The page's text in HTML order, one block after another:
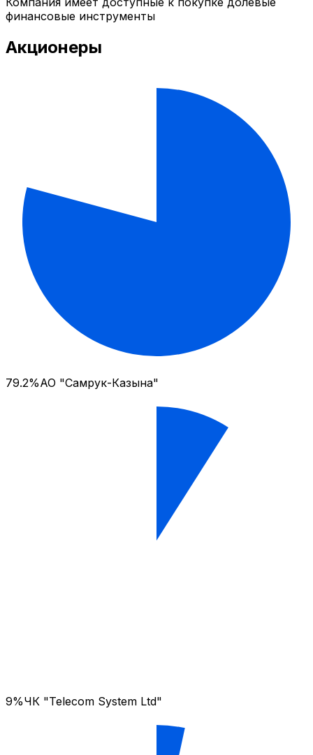
финансовые инструменты
Акционеры
79.2%АО "Самрук-Казына"
9%ЧК "Telecom System Ltd"